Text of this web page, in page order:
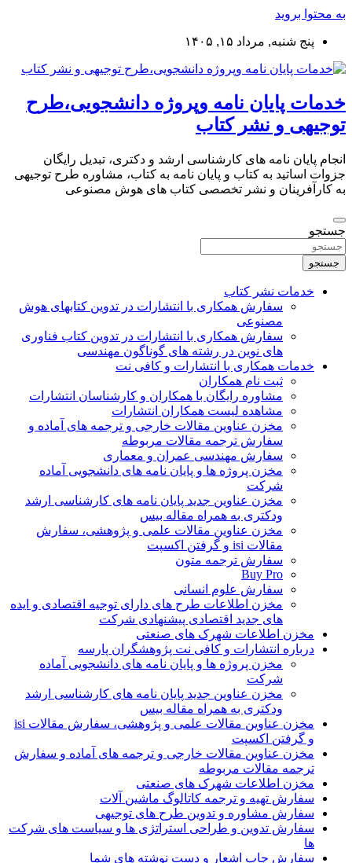
به محتوا بروید
پنج شنبه, مرداد ۱۵, ۱۴۰۵
خدمات پایان نامه وپروژه دانشجویی،طرح
توجیهی و نشر کتاب
انجام پایان نامه های کارشناسی ارشد و دکتری، تبدیل رایگان
جزوات اساتید به کتاب و پایان نامه به کتاب، مشاوره طرح توجیهی
به کارآفرینان و نشر تخصصی کتاب های هوش مصنوعی
جستجو
جستجو
خدمات نشر کتاب
سفارش همکاری با انتشارات در تدوین کتابهای هوش
مصنوعی
سفارش همکاری با انتشارات در تدوین کتاب فناوری
های نوین در رشته های گوناگون مهندسی
خدمات همکاری با انتشارات و کافی نت
ثبت نام همکاران
مشاوره رایگان با همکاران و کارشناسان انتشارات
مشاهده لیست همکاران انتشارات
مخزن عناوین مقالات خارجی و ترجمه های آماده و
سفارش ترجمه مقالات مربوطه
سفارش مهندسی عمران و معماری
مخزن پروژه ها و پایان نامه های دانشجویی آماده
شرکت
مخزن عناوین جدید پایان نامه های کارشناسی ارشد
ودکتری به همراه مقاله بیس
مخزن عناوین مقالات علمی و پژوهشی، سفارش
مقالات isi و گرفتن اکسپت
سفارش ترجمه متون
Buy Pro
سفارش علوم انسانی
مخزن اطلاعات طرح های دارای توجیه اقتصادی و ایده
های جدید اقتصادی پیشنهادی شرکت
مخزن اطلاعات شهرک های صنعتی
درباره انتشارات و کافی نت پژوهشگران پارسه
مخزن پروژه ها و پایان نامه های دانشجویی آماده
شرکت
مخزن عناوین جدید پایان نامه های کارشناسی ارشد
ودکتری به همراه مقاله بیس
مخزن عناوین مقالات علمی و پژوهشی، سفارش مقالات isi
و گرفتن اکسپت
مخزن عناوین مقالات خارجی و ترجمه های آماده و سفارش
ترجمه مقالات مربوطه
مخزن اطلاعات شهرک های صنعتی
سفارش تهیه و ترجمه کاتالوگ ماشین آلات
سفارش مشاوره و تدوین طرح های توجیهی
سفارش تدوین و طراحی استراتژی ها و سیاست های شرکت
ها
سفارش چاپ اشعار و دست نوشته های شما